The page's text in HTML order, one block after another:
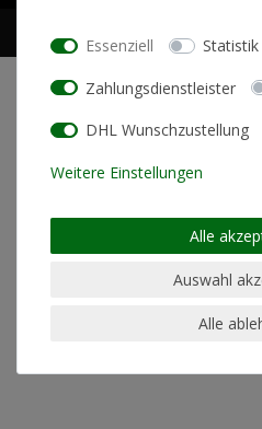
Essenziell Statistik
Zahlungsdienstleister
DHL Wunschzustellung
Weitere Einstellungen
Alle
Auswahl
Alle